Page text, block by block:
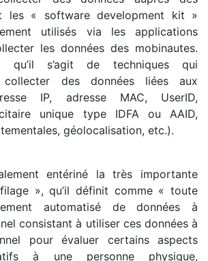
les « software development kit »
utilisés via les applications
les données des mobinautes.
qu’il s’agit de techniques qui
des données liées aux
IP, adresse MAC, UserID,
unique type IDFA ou AAID,
géolocalisation, etc.).
entériné la très importante
», qu’il définit comme « toute
automatisé de données à
consistant à utiliser ces données à
pour évaluer certains aspects
à une personne physique,